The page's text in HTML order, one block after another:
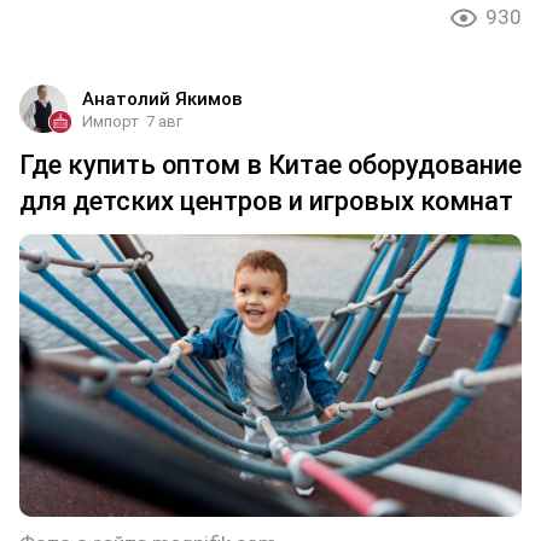
930
Анатолий Якимов
Импорт 7 авг
Где купить оптом в Китае оборудование
для детских центров и игровых комнат